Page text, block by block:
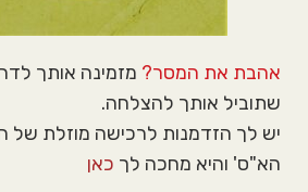
אהבת את המסר? מזמינה אותך
שתוביל אותך להצלחה.
יש לך הזדמנות לרכישה מוזלת
הא"ס' והיא מחכה לך כאן